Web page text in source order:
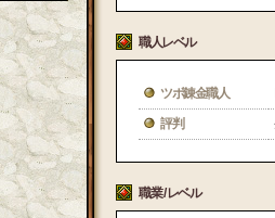
職人レベル
ツボ錬金職人
評判
職業 / レベル